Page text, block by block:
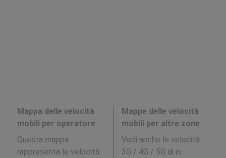
Mappa delle velocità
mobili per operatore
Questa mappa
rappresenta le velocità
Mappe delle velocità
mobili per altre zone
Vedi anche le velocità
3G / 4G / 5G di in :